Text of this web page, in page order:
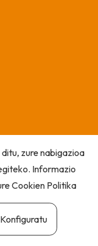
zure nabigazioa
Informazio
Cookien Politika
Konfiguratu